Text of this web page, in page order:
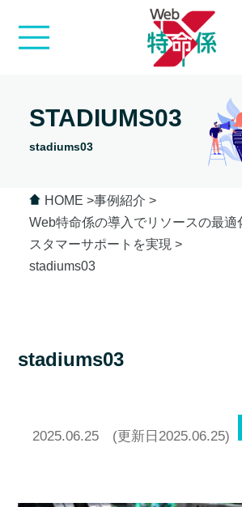
STADIUMS03
stadiums03
HOME
事例紹介
Web特命係の導入でリソースの最適
スタマーサポートを実現
stadiums03
stadiums03
2025.06.25(更新日2025.06.25)